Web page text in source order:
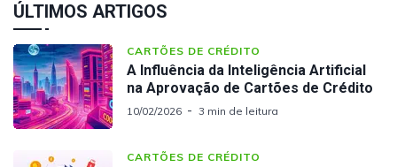
ÚLTIMOS ARTIGOS
CARTÕES DE CRÉDITO
A Influência da Inteligência Artificial
na Aprovação de Cartões de Crédito
10/02/2026 3 min de leitura
CARTÕES DE CRÉDITO